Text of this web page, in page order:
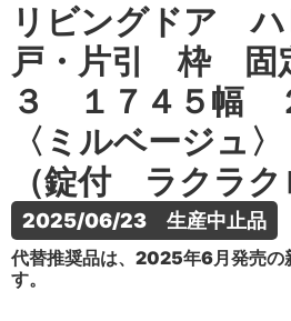
リビングドア
戸・片引 枠 固
３ １７４５幅
〈ミルベージュ
（錠付 ラクラク
2025/06/23　生産中止品
代替推奨品は、2025年6月発売の
す。